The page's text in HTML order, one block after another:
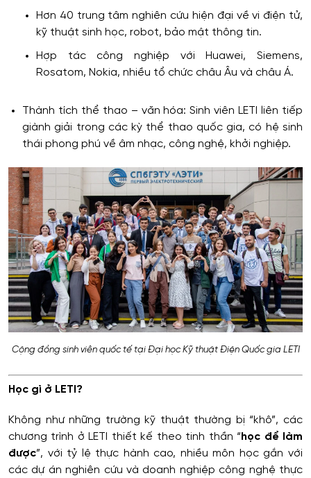
Hơn 40 trung tâm nghiên cứu hiện đại về vi điện tử,
kỹ thuật sinh học, robot, bảo mật thông tin.
Hợp tác công nghiệp với Huawei, Siemens,
Rosatom, Nokia, nhiều tổ chức châu Âu và châu Á.
Thành tích thể thao – văn hóa: Sinh viên LETI liên tiếp
giành giải trong các kỳ thể thao quốc gia, có hệ sinh
thái phong phú về âm nhạc, công nghệ, khởi nghiệp.
Cộng đồng sinh viên quốc tế tại Đại học Kỹ thuật Điện Quốc gia LETI
Học gì ở LETI?
Không như những trường kỹ thuật thường bị “khô”, các
chương trình ở LETI thiết kế theo tinh thần “ học để làm
được”, với tỷ lệ thực hành cao, nhiều môn học gắn với
các dự án nghiên cứu và doanh nghiệp công nghệ thực